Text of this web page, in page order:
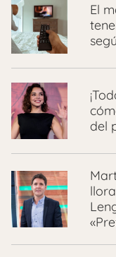
El
del